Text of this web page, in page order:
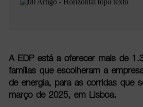
A EDP está a oferecer mais de
famílias que escolheram a
de energia, para as corridas que
março de 2025, em Lisboa.